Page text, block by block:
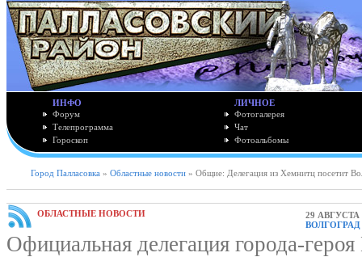
ИНФО
Форум
Телепрограмма
Гороскоп
ЛИЧНОЕ
Фотогалерея
Чат
Фотоальбомы
Город Палласовка » Областные новости » Общие: Делегация из Хемнитц посетит
ОБЛАСТНЫЕ НОВОСТИ
29 АВГУСТА
ВОЛГОГРАД
Официальная делегация города-